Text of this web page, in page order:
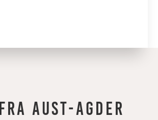
AUST-AGDER